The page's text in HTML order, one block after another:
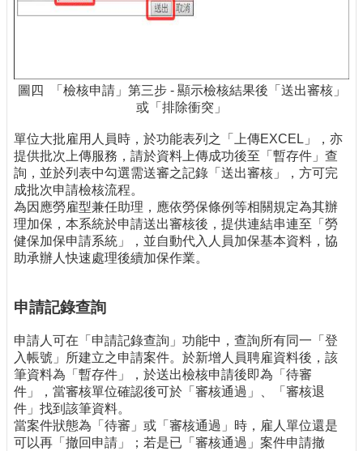
圖四 「檢核申請」第三步 - 顯示檢核結果後「送出審核」
或「排除衝突」
單位大批雇用人員時，於功能表列之「上傳EXCEL」，亦
提供批次上傳服務，請於資料上傳成功後至「暫存件」查
詢，並於列表中勾選需送審之記錄「送出審核」，方可完
成批次申請檢核流程。
為因應勞雇型兼任助理，應依勞保條例等相關規定為其辦
理加保，本系統於申請送出審核後，提供連結串連至「勞
健保加保申請系統」，並自動代入人員加保基本資料，協
助承辦人快速處理後續加保作業。
申請記錄查詢
申請人可在「申請記錄查詢」功能中，查詢所有同一「登
入帳號」所建立之申請案件。於新增人員聘雇資料後，該
筆資料為「暫存件」，於送出檢核申請後即為「待審
件」，當審核單位確認後可於「審核通過」、「審核退
件」找到該筆資料。
當案件狀態為「待審」或「審核通過」時，雇人單位還是
可以再「撤回申請」；若是已「審核通過」案件申請撤